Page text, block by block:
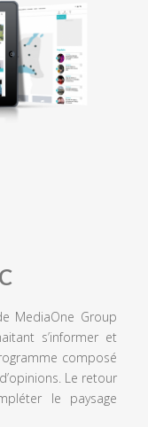
MediaOne Group
s’informer et
composé
Le retour
le paysage